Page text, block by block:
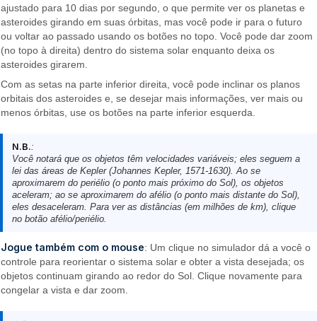
ajustado para 10 dias por segundo, o que permite ver os planetas e
asteroides girando em suas órbitas, mas você pode ir para o futuro
ou voltar ao passado usando os botões no topo. Você pode dar zoom
(no topo à direita) dentro do sistema solar enquanto deixa os
asteroides girarem.
Com as setas na parte inferior direita, você pode inclinar os planos
orbitais dos asteroides e, se desejar mais informações, ver mais ou
menos órbitas, use os botões na parte inferior esquerda.
N.B.:
Você notará que os objetos têm velocidades variáveis; eles seguem a
lei das áreas de Kepler (Johannes Kepler, 1571-1630). Ao se
aproximarem do periélio (o ponto mais próximo do Sol), os objetos
aceleram; ao se aproximarem do afélio (o ponto mais distante do Sol),
eles desaceleram. Para ver as distâncias (em milhões de km), clique
no botão afélio/periélio.
Jogue também com o mouse: Um clique no simulador dá a você o
controle para reorientar o sistema solar e obter a vista desejada; os
objetos continuam girando ao redor do Sol. Clique novamente para
congelar a vista e dar zoom.